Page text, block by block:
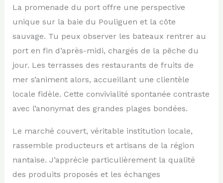
La promenade du port offre une perspective
unique sur la baie du Pouliguen et la côte
sauvage. Tu peux observer les bateaux rentrer au
port en fin d’après-midi, chargés de la pêche du
jour. Les terrasses des restaurants de fruits de
mer s’animent alors, accueillant une clientèle
locale fidèle. Cette convivialité spontanée contraste
avec l’anonymat des grandes plages bondées.
Le marché couvert, véritable institution locale,
rassemble producteurs et artisans de la région
nantaise. J’apprécie particulièrement la qualité
des produits proposés et les échanges